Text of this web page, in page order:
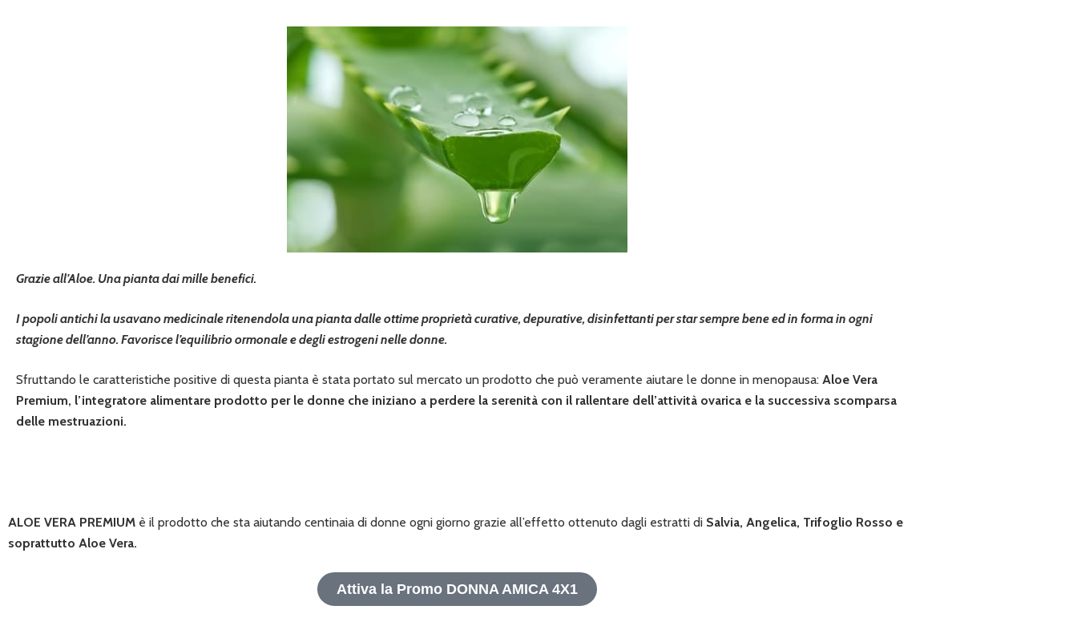
Grazie all’Aloe. Una pianta dai mille benefici.
I popoli antichi la usavano medicinale ritenendola una pianta dalle ottime proprietà curative, depurative, disinfettanti per star sempre bene ed in forma in ogni
stagione dell’anno. Favorisce l’equilibrio ormonale e degli estrogeni nelle donne.
Sfruttando le caratteristiche positive di questa pianta è stata portato sul mercato un prodotto che può veramente aiutare le donne in menopausa: Aloe Vera
Premium, l’integratore alimentare prodotto per le donne che iniziano a perdere la serenità con il rallentare dell’attività ovarica e la successiva scomparsa
delle mestruazioni.
ALOE VERA PREMIUM è il prodotto che sta aiutando centinaia di donne ogni giorno grazie all’effetto ottenuto dagli estratti di Salvia, Angelica, Trifoglio Rosso e
soprattutto Aloe Vera.
Attiva la Promo DONNA AMICA 4X1